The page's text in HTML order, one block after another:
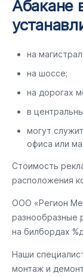
Абакане
на
на шоссе;
на дорогах
в
могут
офиса или
Стоимость
расположения
ООО «Регион
разнообразные
на билбордах
Наши
монтаж и